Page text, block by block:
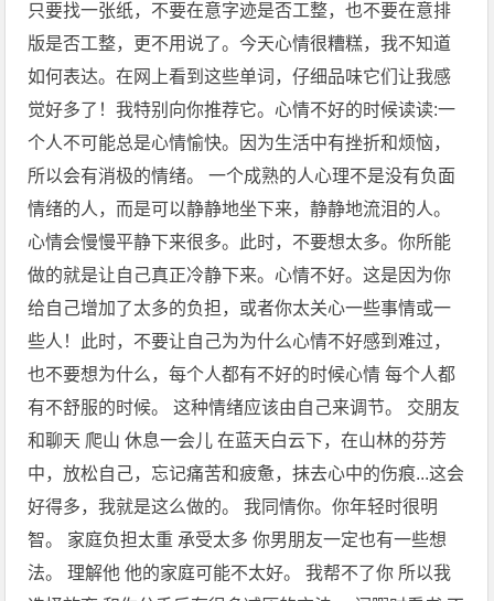
只要找一张纸，不要在意字迹是否工整，也不要在意排
版是否工整，更不用说了。今天心情很糟糕，我不知道
如何表达。在网上看到这些单词，仔细品味它们让我感
觉好多了！我特别向你推荐它。心情不好的时候读读:一
个人不可能总是心情愉快。因为生活中有挫折和烦恼，
所以会有消极的情绪。 一个成熟的人心理不是没有负面
情绪的人，而是可以静静地坐下来，静静地流泪的人。
心情会慢慢平静下来很多。此时，不要想太多。你所能
做的就是让自己真正冷静下来。心情不好。这是因为你
给自己增加了太多的负担，或者你太关心一些事情或一
些人！此时，不要让自己为为什么心情不好感到难过，
也不要想为什么，每个人都有不好的时候心情 每个人都
有不舒服的时候。 这种情绪应该由自己来调节。 交朋友
和聊天 爬山 休息一会儿 在蓝天白云下，在山林的芬芳
中，放松自己，忘记痛苦和疲惫，抹去心中的伤痕...这会
好得多，我就是这么做的。 我同情你。你年轻时很明
智。 家庭负担太重 承受太多 你男朋友一定也有一些想
法。 理解他 他的家庭可能不太好。 我帮不了你 所以我